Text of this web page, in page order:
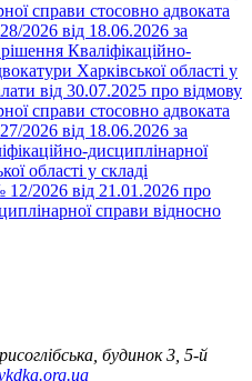
справи стосовно адвоката
від 18.06.2026 за
Кваліфікаційно-
Харківської області у
від 30.07.2025 про відмову
справи стосовно адвоката
від 18.06.2026 за
дисциплінарної
області у складі
12/2026 від 21.01.2026 про
справи відносно
будинок 3, 5-й